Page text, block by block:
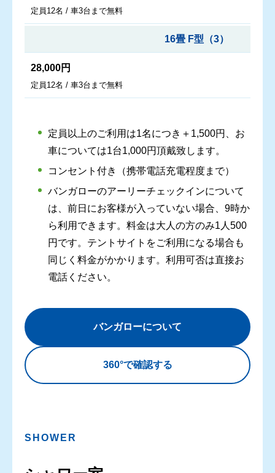
定員12名 / 車3台まで無料
16畳 F型（3）
28,000円
定員12名 / 車3台まで無料
定員以上のご利用は1名につき＋1,500円、お
車については1台1,000円頂戴致します。
コンセント付き（携帯電話充電程度まで）
バンガローのアーリーチェックインについて
は、前日にお客様が入っていない場合、9時か
ら利用できます。料金は大人の方のみ1人500
円です。テントサイトをご利用になる場合も
同じく料金がかかります。利用可否は直接お
電話ください。
バンガローについて
360°で確認する
SHOWER